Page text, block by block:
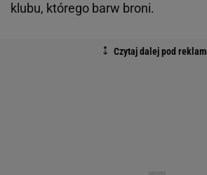
klubu, którego barw broni.